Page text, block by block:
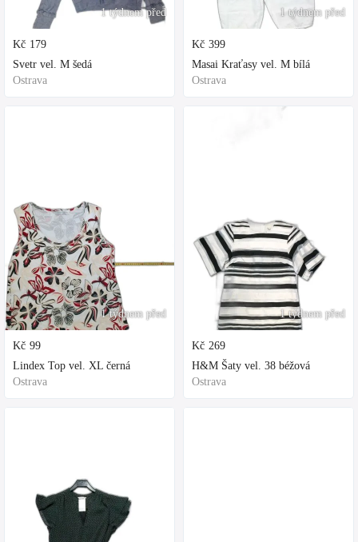
1 týdnem před
Kč 179
Svetr vel. M šedá
Ostrava
1 týdnem před
Kč 99
Lindex Top vel. XL černá
Ostrava
1 týdnem před
Kč 399
Masai Kraťasy vel. M bílá
Ostrava
1 týdnem před
Kč 269
H&M Šaty vel. 38 béžová
Ostrava